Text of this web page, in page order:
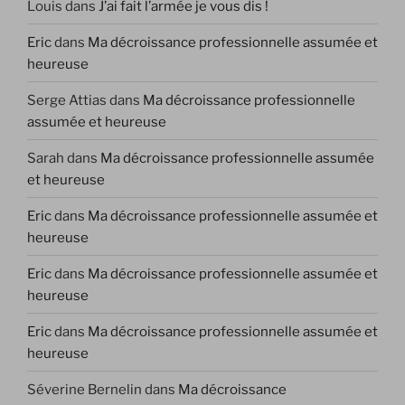
Louis dans J’ai fait l’armée je vous dis !
Ericdans Ma décroissance professionnelle assumée et
heureuse
Serge Attias dans Ma décroissance professionnelle
assumée et heureuse
Sarah dans Ma décroissance professionnelle assumée
et heureuse
Ericdans Ma décroissance professionnelle assumée et
heureuse
Ericdans Ma décroissance professionnelle assumée et
heureuse
Ericdans Ma décroissance professionnelle assumée et
heureuse
Séverine Bernelin dans Ma décroissance